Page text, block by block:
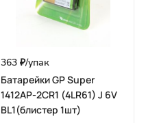
363 ₽/упак
Батарейки GP Super
1412AP-2CR1 (4LR61) J 6V
BL1(блистер 1шт)